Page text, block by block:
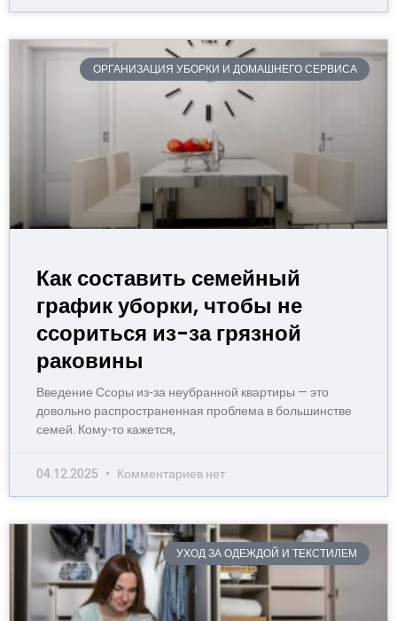
ОРГАНИЗАЦИЯ УБОРКИ И ДОМАШНЕГО СЕРВИСА
Как составить семейный
график уборки, чтобы не
ссориться из-за грязной
раковины
Введение Ссоры из-за неубранной квартиры — это
довольно распространенная проблема в большинстве
семей. Кому-то кажется,
04.12.2025 Комментариев нет
УХОД ЗА ОДЕЖДОЙ И ТЕКСТИЛЕМ